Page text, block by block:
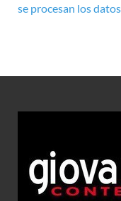
se procesan los